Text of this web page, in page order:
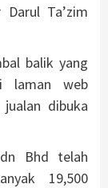
Ta’zim
balik yang
laman web
dibuka
Bhd telah
19,500